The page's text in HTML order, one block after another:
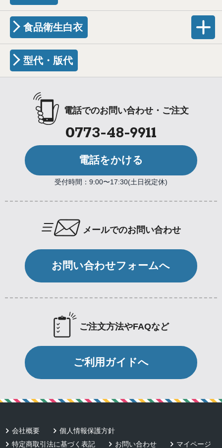
食品衛生白衣
型代・版代
電話でのお問い合わせ・ご注文
0773-48-9911
電話をかける
受付時間：9:00〜17:30(土日祝定休)
メールでのお問い合わせ
お問い合わせフォームへ
ご注文方法やFAQなど
ご利用ガイドへ
会社概要
個人情報保護方針
特定商取引法に基づく表記
お問い合わせ マイページ